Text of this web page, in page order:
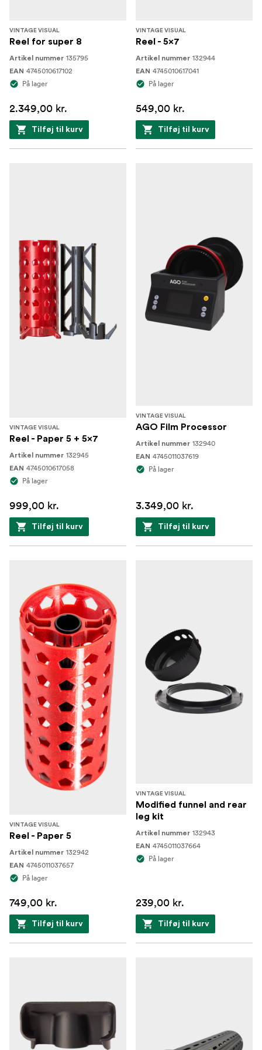
VINTAGE VISUAL
Reel for super 8
Artikel nummer 135795
EAN 4745010617102
På lager
2.349,00 kr.
Tilføj til kurv
VINTAGE VISUAL
Reel - 5x7
Artikel nummer 132944
EAN 4745010617041
På lager
549,00 kr.
Tilføj til kurv
VINTAGE VISUAL
Reel - Paper 5 + 5x7
Artikel nummer 132945
EAN 4745010617058
På lager
999,00 kr.
Tilføj til kurv
VINTAGE VISUAL
AGO Film Processor
Artikel nummer 132940
EAN 4745011037619
På lager
3.349,00 kr.
Tilføj til kurv
VINTAGE VISUAL
Reel - Paper 5
Artikel nummer 132942
EAN 4745011037657
På lager
749,00 kr.
Tilføj til kurv
VINTAGE VISUAL
Modified funnel and rear
leg kit
Artikel nummer 132943
EAN 4745011037664
På lager
239,00 kr.
Tilføj til kurv